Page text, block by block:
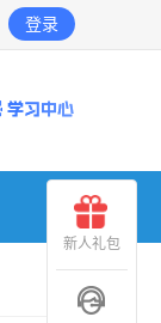
登录
新人礼包